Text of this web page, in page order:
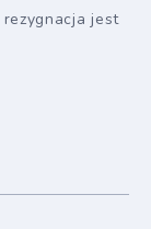
rezygnacja jest